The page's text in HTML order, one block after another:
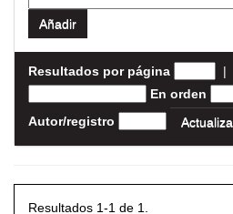
Resultados por página |
En orden
Autor/registro
Resultados 1-1 de 1.